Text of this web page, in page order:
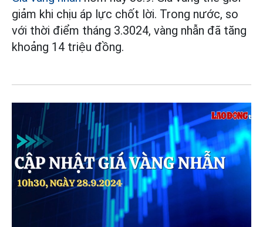
giảm khi chịu áp lực chốt lời. Trong nước, so
với thời điểm tháng 3.3024, vàng nhẫn đã tăng
khoảng 14 triệu đồng.